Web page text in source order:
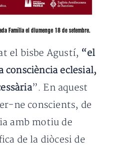
Família el diumenge 18 de setembre.
el bisbe Agustí, “el
consciència eclesial,
”. En aquest
ne conscients, de
amb motiu de
de la diòcesi de